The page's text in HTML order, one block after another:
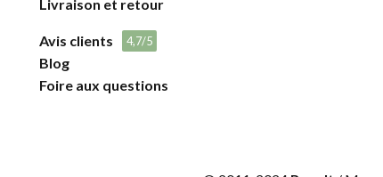
Livraison et retour
Avis clients 4,7/5
Blog
Foire aux questions